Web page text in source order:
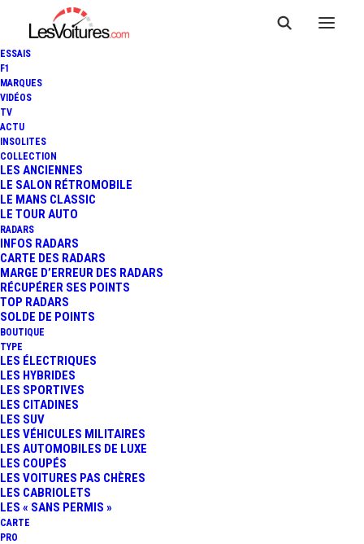
ESSAIS
F1
MARQUES
VIDÉOS
TV
ACTU
INSOLITES
COLLECTION
LES ANCIENNES
LE SALON RÉTROMOBILE
LE MANS CLASSIC
LE TOUR AUTO
RADARS
INFOS RADARS
CARTE DES RADARS
MARGE D’ERREUR DES RADARS
RÉCUPÉRER SES POINTS
TOP RADARS
SOLDE DE POINTS
BOUTIQUE
TYPE
LES ÉLECTRIQUES
LES HYBRIDES
LES SPORTIVES
LES CITADINES
LES SUV
LES VÉHICULES MILITAIRES
LES AUTOMOBILES DE LUXE
LES COUPÉS
LES VOITURES PAS CHÈRES
LES CABRIOLETS
LES « SANS PERMIS »
CARTE
PRO
NOUVEAU PETIT SUV
JAPONAIS HYBRIDE
4 Minutes